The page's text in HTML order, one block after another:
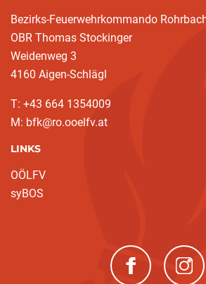
Bezirks-Feuerwehrkommando
OBR Thomas Stockinger
Weidenweg 3
4160 Aigen-Schlägl
T: +43 664 1354009
M: bfk@ro.ooelfv.at
LINKS
OÖLFV
syBOS
(neues Fenster)